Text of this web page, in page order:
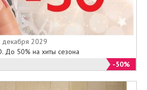
2029
До 50% на хиты сезона
-50%